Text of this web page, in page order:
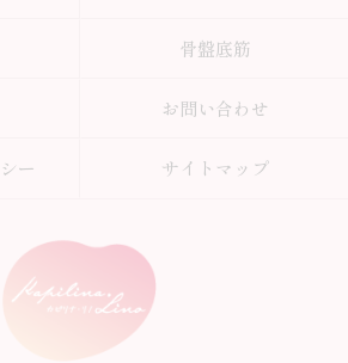
骨盤底筋
お問い合わせ
ー サイトマップ